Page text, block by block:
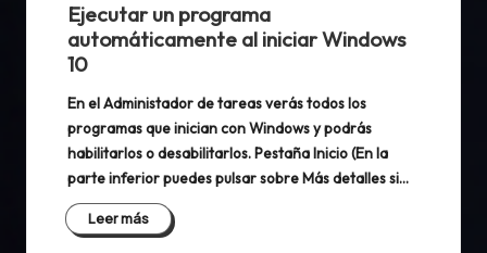
Ejecutar un programa
automáticamente al iniciar Windows
10
En el Administador de tareas verás todos los
programas que inician con Windows y podrás
habilitarlos o desabilitarlos. Pestaña Inicio (En la
parte inferior puedes pulsar sobre Más detalles si…
Leer más